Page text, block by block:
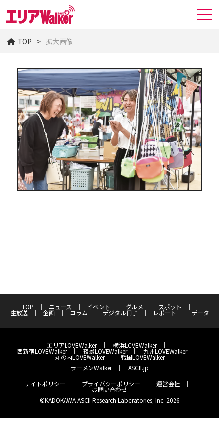
TOP 拡大画像
TOP ニュース イベント グルメ スポット
生放送 企画 コラム デジタル冊子 レポート データ
エリアLOVEWalker 横浜LOVEWalker
西新宿LOVEWalker 夜景LOVEWalker 九州LOVEWalker
丸の内LOVEWalker
戦国LOVEWalker
ラーメンWalker
ASCII.jp
サイトポリシー
プライバシーポリシー 運営会社
お問い合わせ
©KADOKAWA ASCII Research Laboratories, Inc. 2026